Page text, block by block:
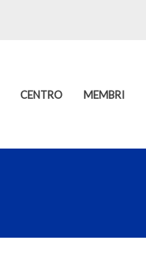
CENTRO MEMBRI